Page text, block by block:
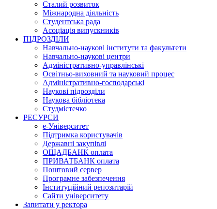
Сталий розвиток
Міжнародна діяльність
Студентська рада
Асоціація випускників
ПІДРОЗДІЛИ
Навчально-наукові інститути та факультети
Навчально-наукові центри
Адміністративно-управлінські
Освітньо-виховний та науковий процес
Адміністративно-господарські
Наукові підрозділи
Наукова бібліотека
Студмістечко
РЕСУРСИ
е-Університет
Підтримка користувачів
Державні закупівлі
ОЩАДБАНК оплата
ПРИВАТБАНК оплата
Поштовий сервер
Програмне забезпечення
Інституційний репозитарій
Сайти університету
Запитати у ректора